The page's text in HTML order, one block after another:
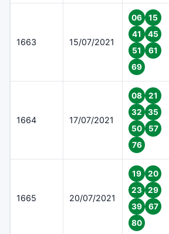
1663 15/07/2021
06
15
41
45
51
61
69
1664 17/07/2021
08
21
32
35
50
57
76
1665 20/07/2021
19
20
23
29
39
67
80